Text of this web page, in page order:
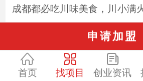
成都都必吃川味美食，川小满
都火锅。
申请加盟
首页 找项目 创业资讯